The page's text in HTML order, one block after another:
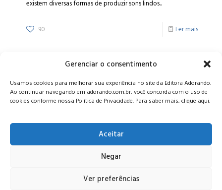
Gerenciar o consentimento
Usamos cookies para melhorar sua experiência no site da Editora Adorando.
Ao continuar navegando em adorando.com.br, você concorda com o uso de
cookies conforme nossa Política de Privacidade. Para saber mais, clique aqui.
Aceitar
Negar
Ver preferências
existem diversas formas de produzir sons lindos..
90 Ler mais
Alameda Oscar Niemeyer, 1033 – 7º Andar - Portaria 04, Vila da
Serra - Nova Lima/MG, CEP: 34006-065 - MG
CONTATO:editora@adorando.com.br
Consulte nossapolítica de privacidade